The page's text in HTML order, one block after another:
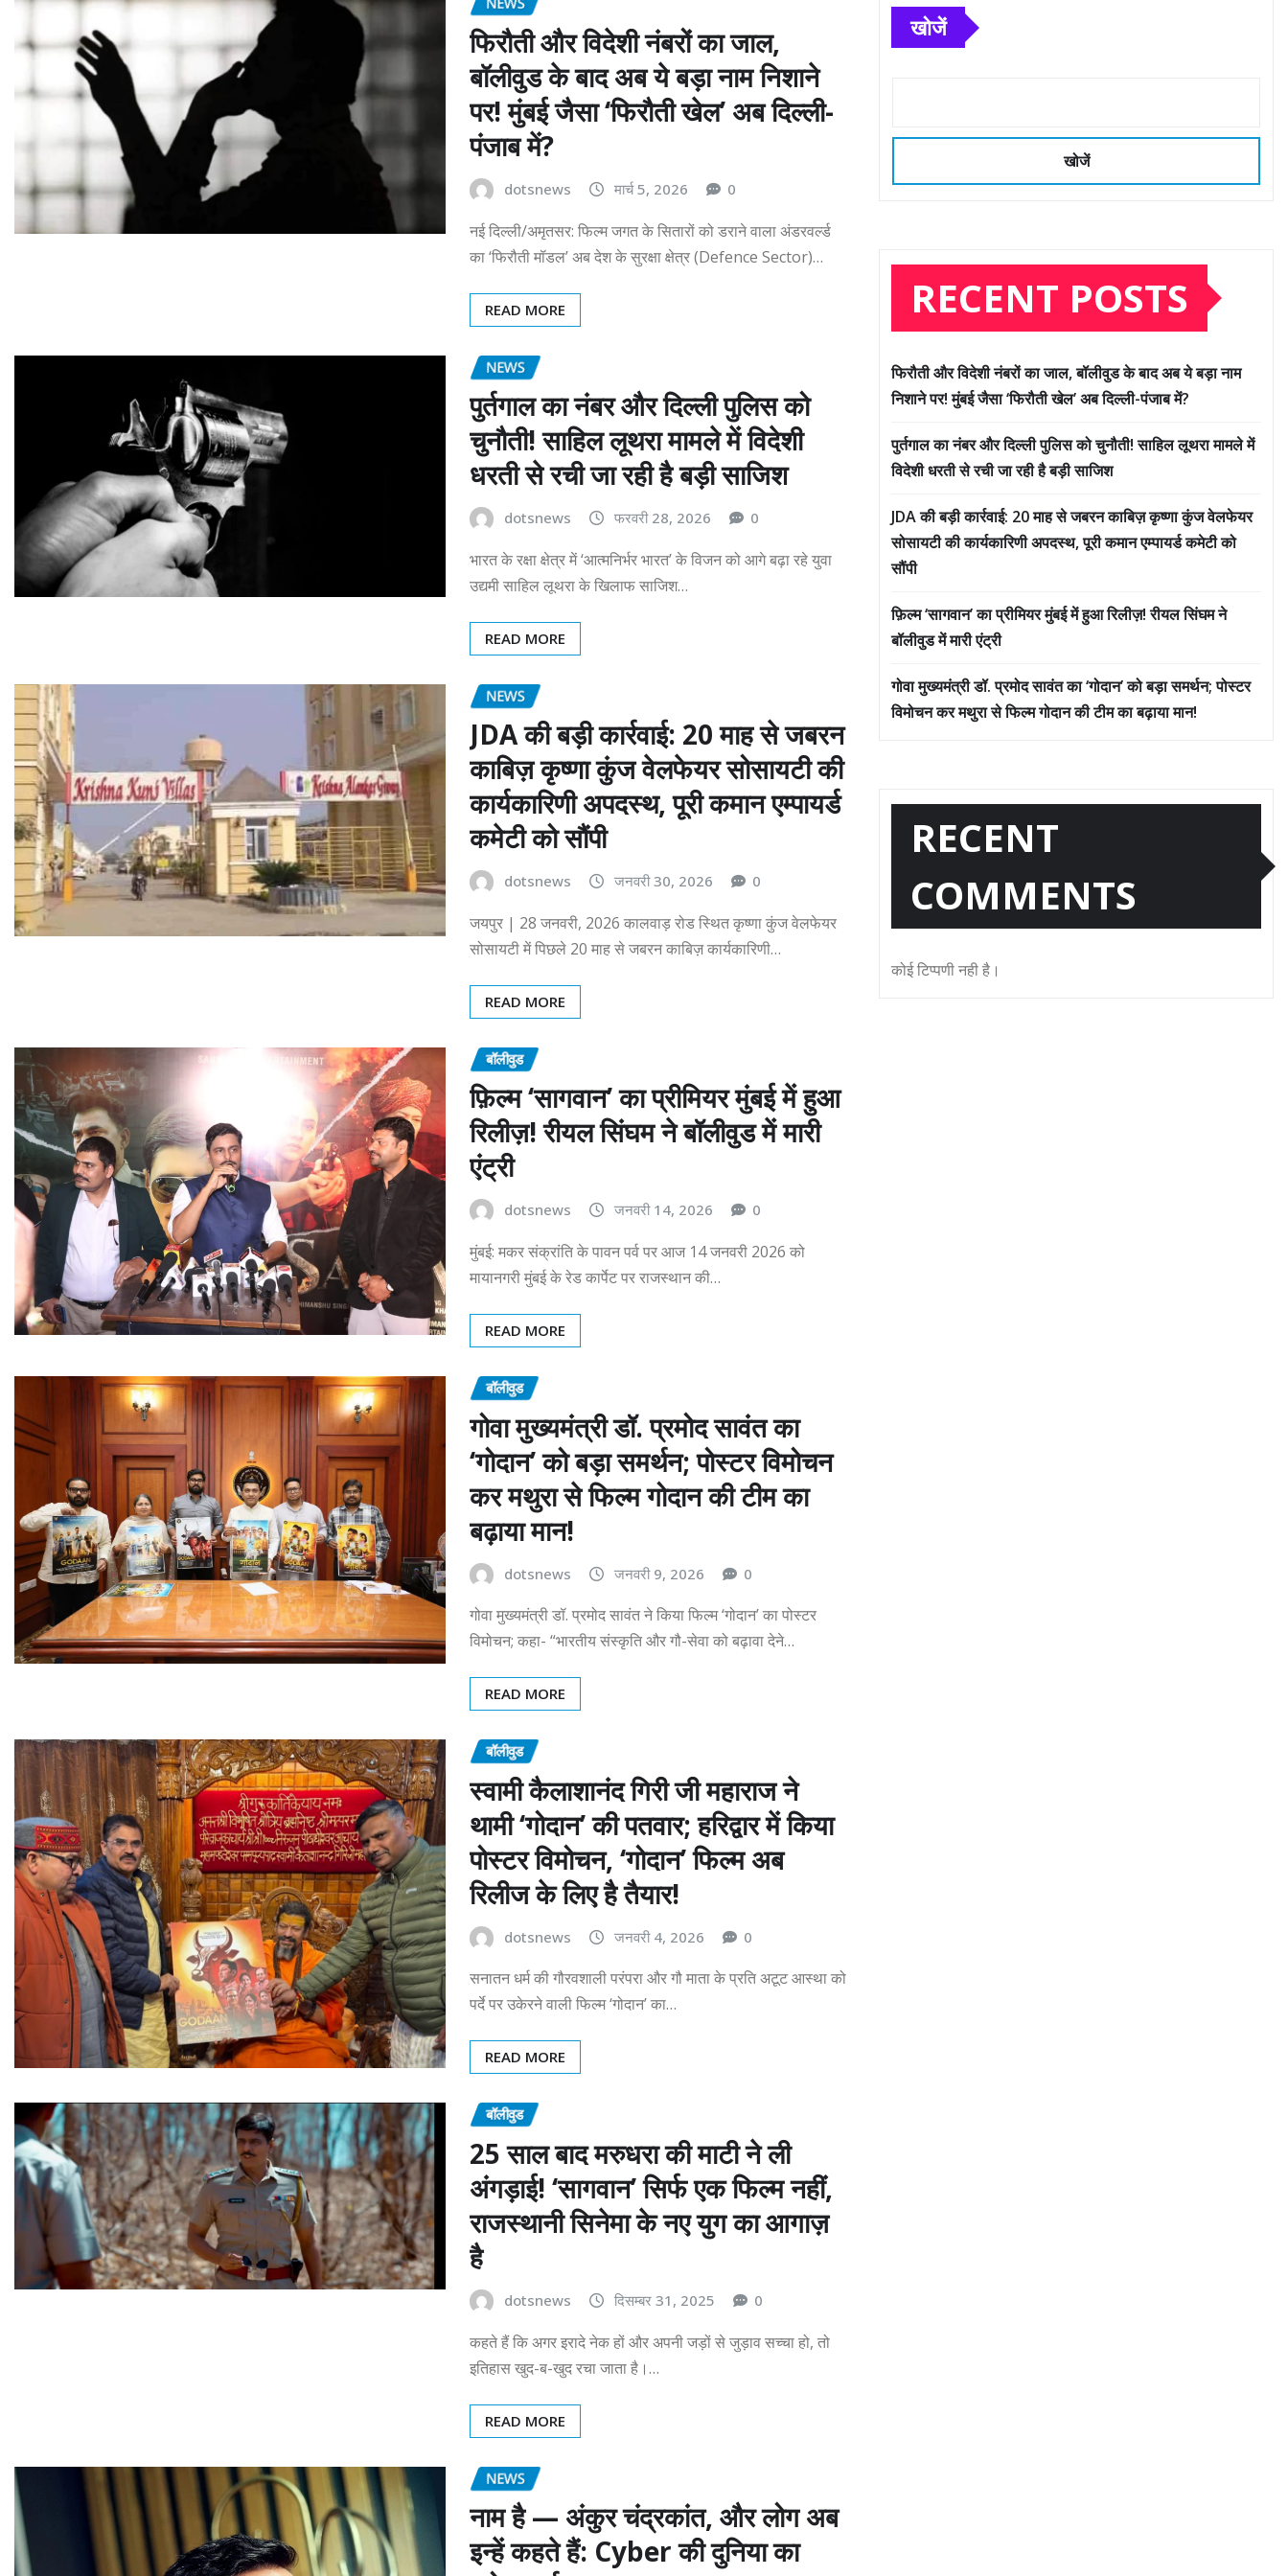
फिरौती और विदेशी नंबरों का जाल,
बॉलीवुड के बाद अब ये बड़ा नाम निशाने
पर! मुंबई जैसा ‘फिरौती खेल’ अब दिल्ली-
पंजाब में?
dotsnews मार्च 5, 2026 0
नई दिल्ली/अमृतसर: फिल्म जगत के सितारों को डराने वाला अंडरवर्ल्ड
का ‘फिरौती मॉडल’ अब देश के सुरक्षा क्षेत्र (Defence Sector)…
READ MORE
NEWS
पुर्तगाल का नंबर और दिल्ली पुलिस को
चुनौती! साहिल लूथरा मामले में विदेशी
धरती से रची जा रही है बड़ी साजिश
dotsnews फरवरी 28, 2026 0
भारत के रक्षा क्षेत्र में ‘आत्मनिर्भर भारत’ के विजन को आगे बढ़ा रहे युवा
उद्यमी साहिल लूथरा के खिलाफ साजिश…
READ MORE
NEWS
JDA की बड़ी कार्रवाई: 20 माह से जबरन
काबिज़ कृष्णा कुंज वेलफेयर सोसायटी की
कार्यकारिणी अपदस्थ, पूरी कमान एम्पायर्ड
कमेटी को सौंपी
dotsnews जनवरी 30, 2026 0
जयपुर | 28 जनवरी, 2026 कालवाड़ रोड स्थित कृष्णा कुंज वेलफेयर
सोसायटी में पिछले 20 माह से जबरन काबिज़ कार्यकारिणी…
READ MORE
बॉलीवुड
फ़िल्म ‘सागवान’ का प्रीमियर मुंबई में हुआ
रिलीज़! रीयल सिंघम ने बॉलीवुड में मारी
एंट्री
dotsnews जनवरी 14, 2026 0
मुंबई: मकर संक्रांति के पावन पर्व पर आज 14 जनवरी 2026 को
मायानगरी मुंबई के रेड कार्पेट पर राजस्थान की…
READ MORE
बॉलीवुड
गोवा मुख्यमंत्री डॉ. प्रमोद सावंत का
‘गोदान’ को बड़ा समर्थन; पोस्टर विमोचन
कर मथुरा से फिल्म गोदान की टीम का
बढ़ाया मान!
dotsnews जनवरी 9, 2026 0
गोवा मुख्यमंत्री डॉ. प्रमोद सावंत ने किया फिल्म ‘गोदान’ का पोस्टर
विमोचन; कहा- “भारतीय संस्कृति और गौ-सेवा को बढ़ावा देने…
READ MORE
बॉलीवुड
स्वामी कैलाशानंद गिरी जी महाराज ने
थामी ‘गोदान’ की पतवार; हरिद्वार में किया
पोस्टर विमोचन, ‘गोदान’ फिल्म अब
रिलीज के लिए है तैयार!
dotsnews जनवरी 4, 2026 0
सनातन धर्म की गौरवशाली परंपरा और गौ माता के प्रति अटूट आस्था को
पर्दे पर उकेरने वाली फिल्म ‘गोदान’ का…
READ MORE
बॉलीवुड
25 साल बाद मरुधरा की माटी ने ली
अंगड़ाई! ‘सागवान’ सिर्फ एक फिल्म नहीं,
राजस्थानी सिनेमा के नए युग का आगाज़
है
dotsnews दिसम्बर 31, 2025 0
कहते हैं कि अगर इरादे नेक हों और अपनी जड़ों से जुड़ाव सच्चा हो, तो
इतिहास खुद-ब-खुद रचा जाता है।…
READ MORE
NEWS
नाम है — अंकुर चंद्रकांत, और लोग अब
इन्हें कहते हैं: Cyber की दुनिया का
खोजें
खोजें
RECENT POSTS
फिरौती और विदेशी नंबरों का जाल, बॉलीवुड के बाद अब ये बड़ा नाम
निशाने पर! मुंबई जैसा ‘फिरौती खेल’ अब दिल्ली-पंजाब में?
पुर्तगाल का नंबर और दिल्ली पुलिस को चुनौती! साहिल लूथरा मामले में
विदेशी धरती से रची जा रही है बड़ी साजिश
JDA की बड़ी कार्रवाई: 20 माह से जबरन काबिज़ कृष्णा कुंज वेलफेयर
सोसायटी की कार्यकारिणी अपदस्थ, पूरी कमान एम्पायर्ड कमेटी को
सौंपी
फ़िल्म ‘सागवान’ का प्रीमियर मुंबई में हुआ रिलीज़! रीयल सिंघम ने
बॉलीवुड में मारी एंट्री
गोवा मुख्यमंत्री डॉ. प्रमोद सावंत का ‘गोदान’ को बड़ा समर्थन; पोस्टर
विमोचन कर मथुरा से फिल्म गोदान की टीम का बढ़ाया मान!
RECENT
COMMENTS
कोई टिप्पणी नही है।